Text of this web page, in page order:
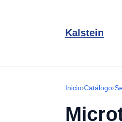
Kalstein
Inicio›Catálogo›